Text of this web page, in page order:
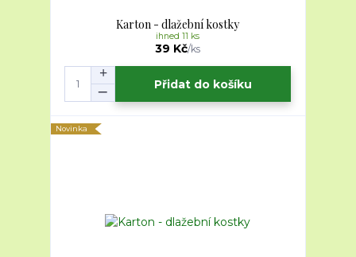
Karton - dlažební kostky
39 Kč/ks
ihned 11 ks
Přidat do košíku
Novinka